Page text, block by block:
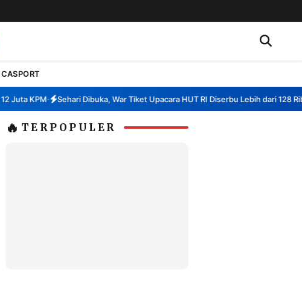
SPORT
KPM• Sehari Dibuka, War Tiket Upacara HUT RI Diserbu Lebih dari 128 Ribu
🔥 TERPOPULER